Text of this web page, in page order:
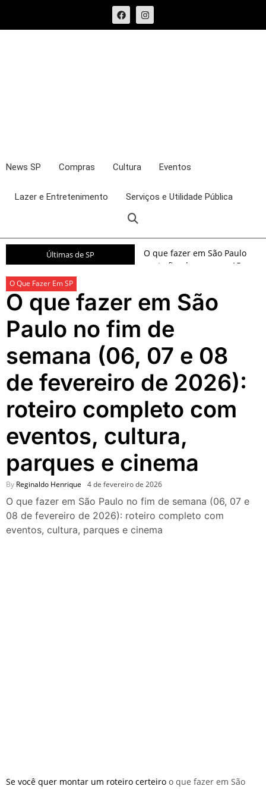
News SP Compras Cultura Eventos
Lazer e Entretenimento Serviços e Utilidade Pública
Últimas de SP
O que fazer em São Paulo
neste fim de semana: 15
dias 8 e 9 de agosto de 2026
100ª Festa da Achiropita
pedaço da Itália durante
agosto de 2026
O que fazer em São Paulo
em agosto de 2026: festas
italianas, eventos,
exposições, parques e
passeios imperdíveis
O que fazer em São Paulo
nos dias 25 e 26 de julho:
festas, shows, exposições e
passeios imperdíveis
O que fazer em São Paulo
nos dias 18 e 19 de julho de
2026: festas julinas, shows,
Copa do Mundo, exposições
e passeios imperdíveis
O que fazer em São Paulo no
O Que Fazer Em SP
O que fazer em São
Paulo no fim de
semana (06, 07 e 08
de fevereiro de 2026):
roteiro completo com
eventos, cultura,
parques e cinema
By Reginaldo Henrique 4 de fevereiro de 2026
O que fazer em São Paulo no fim de semana (06, 07 e
08 de fevereiro de 2026): roteiro completo com
eventos, cultura, parques e cinema
Se você quer montar um roteiro certeiro o que fazer em São